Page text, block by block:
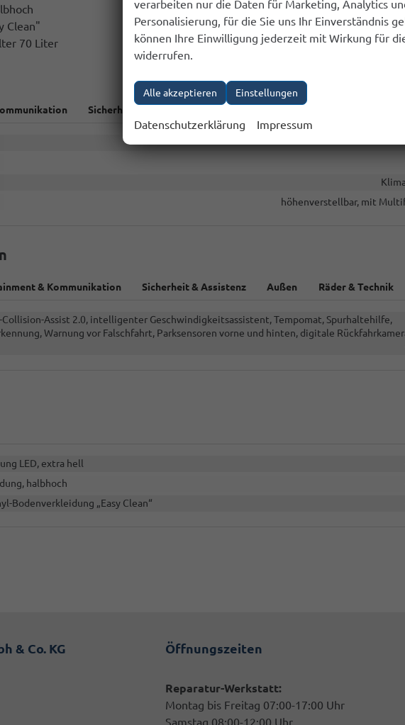
Clean"
70 Liter
Sicherheit & Assistenz
höhenverstellbar, mit
& Kommunikation Sicherheit & Assistenz Außen Räder & Technik
Collision-Assist 2.0, intelligenter Geschwindigkeitsassistent, Tempomat, Spurhaltehilfe,
Warnung vor Falschfahrt, Parksensoren vorne und hinten, digitale
LED, extra hell
halbhoch
Bodenverkleidung „Easy Clean“
& Co. KG Öffnungszeiten
Reparatur-Werkstatt:
Montag bis Freitag 07:00-17:00 Uhr
Samstag 08:00-12:00 Uhr
verarbeiten nur die Daten für Marketing, Analytics
Personalisierung, für die Sie uns Ihr Einverständnis
können Ihre Einwilligung jederzeit mit Wirkung für
widerrufen.
Alle akzeptieren Einstellungen
Datenschutzerklärung Impressum